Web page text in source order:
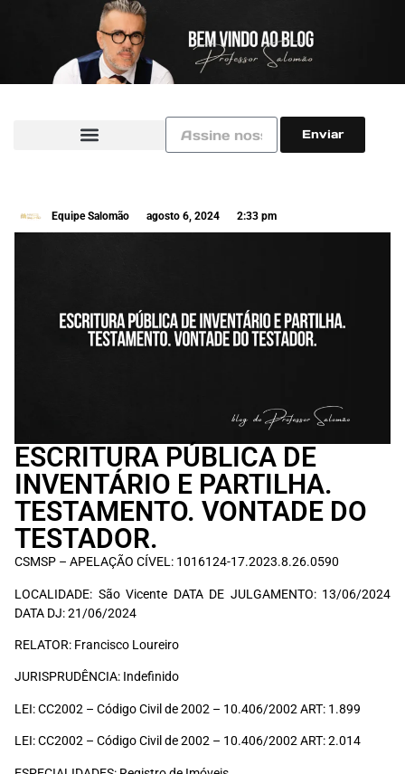
Enviar
Equipe Salomão agosto 6, 2024 2:33 pm
ESCRITURA PÚBLICA DE
INVENTÁRIO E PARTILHA.
TESTAMENTO. VONTADE DO
TESTADOR.
CSMSP – APELAÇÃO CÍVEL: 1016124-17.2023.8.26.0590
LOCALIDADE: São Vicente DATA DE JULGAMENTO: 13/06/2024
DATA DJ: 21/06/2024
RELATOR: Francisco Loureiro
JURISPRUDÊNCIA: Indefinido
LEI: CC2002 – Código Civil de 2002 – 10.406/2002 ART: 1.899
LEI: CC2002 – Código Civil de 2002 – 10.406/2002 ART: 2.014